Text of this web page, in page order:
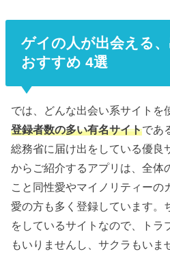
ゲイの人が出会える
おすすめ 4選
では、どんな出会い系サイトを
登録者数の多い有名サイトであ
総務省に届け出をしている優良
からご紹介するアプリは、全体
こと同性愛やマイノリティーの
愛の方も多く登録しています。
をしているサイトなので、トラ
もいりませんし、サクラもいま